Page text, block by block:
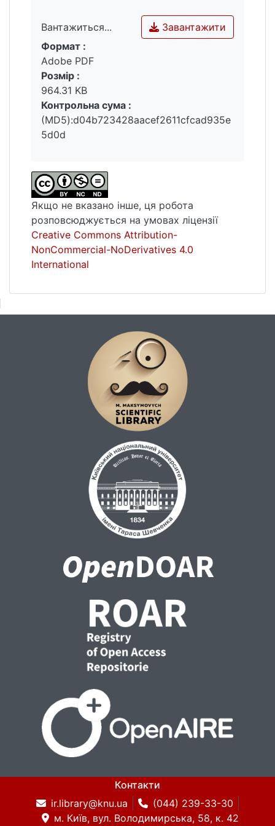
літературах, визначено естетичну
специфіку міжетнічного позитивізму,
враховуючи особливий стан тодішнього
соціуму, етносу та культури обох народів.
Ключові слова: позитивізм, міметична
основа, романтизм, типізація, художня
правда, українсько-польське пограниччя,
емансипована жінка, рецепція.
Вантажиться...
Вантажиться...
Завантажити
Формат :
Adobe PDF
Розмір :
964.31 KB
Контрольна сума :
(MD5):d04b723428aacef2611cfcad935e
5d0d
Якщо не вказано інше, ця робота
розповсюджується на умовах ліцензії
Creative Commons Attribution-
NonCommercial-NoDerivatives 4.0
International
Контакти
ir.library@knu.ua
(044) 239-33-30
м. Київ, вул. Володимирська, 58, к. 42